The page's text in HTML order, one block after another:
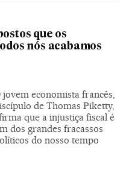
que os
nós acabamos
jovem economista francês,
de Thomas Piketty,
que a injustiça fiscal é
dos grandes fracassos
do nosso tempo